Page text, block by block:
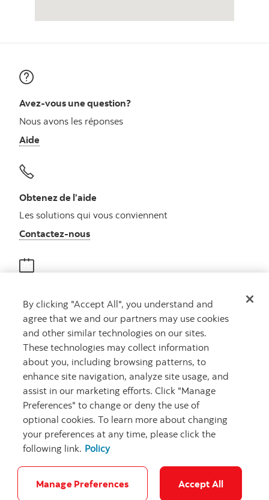
Avez-vous une question?
Nous avons les réponses
Aide
Obtenez de l’aide
Les solutions qui vous conviennent
Contactez-nousAutres numéros, contactez-nous par
Rencontrez un conseiller
Prenez rendez-vous
Carrières Ma banque à moi Notes juridiques Confidentialité
By clicking "Accept All", you understand and
agree that we and our partners may use cookies
and other similar technologies on our sites.
These technologies may collect information
about you, including browsing patterns, to
enhance site navigation, analyze site usage, and
assist in our marketing efforts. Click "Manage
Preferences" to change or deny the use of
optional cookies. To learn more about changing
your preferences at any time, please click the
following link. Policy
Manage Preferences Accept All